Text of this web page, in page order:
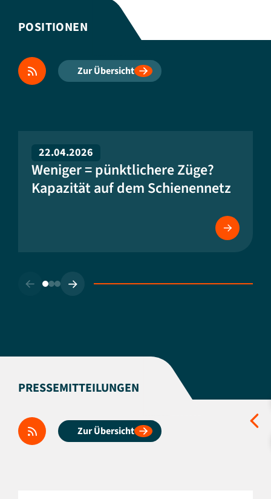
POSITIONEN
Zur Übersicht
22.04.2026
Weniger = pünktlichere Züge?
Kapazität auf dem Schienennetz
PRESSEMITTEILUNGEN
Zur Übersicht